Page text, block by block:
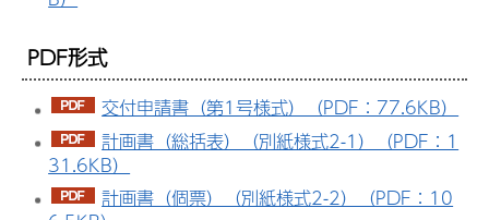
PDF形式
交付申請書（第1号様式）（PDF：77.6KB）
計画書（総括表）（別紙様式2-1）（PDF：1
31.6KB）
計画書（個票）（別紙様式2-2）（PDF：10